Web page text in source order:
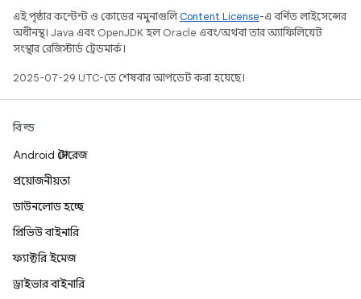
এই পৃষ্ঠার কন্টেন্ট ও কোডের নমুনাগুলিContent License-এ বর্ণিত লাইসেন্সের
অধীনস্থ। Java এবং OpenJDK হল Oracle এবং/অথবা তার অ্যাফিলিয়েট
সংস্থার রেজিস্টার্ড ট্রেডমার্ক।
2025-07-29 UTC-তে শেষবার আপডেট করা হয়েছে।
বিল্ড
Android স্টোরেজ
প্রয়োজনীয়তা
ডাউনলোড হচ্ছে
প্রিভিউ বাইনারি
ফ্যাক্টরি ইমেজ
ড্রাইভার বাইনারি